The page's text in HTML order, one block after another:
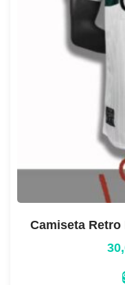
Camiseta